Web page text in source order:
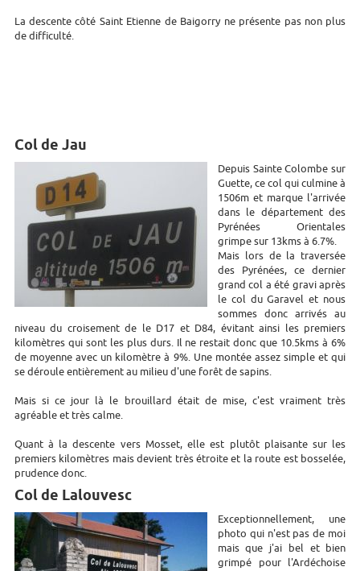
La descente côté Saint Etienne de Baigorry ne présente pas non plus
de difficulté.
Col de Jau
Depuis Sainte Colombe sur
Guette, ce col qui culmine à
1506m et marque l'arrivée
dans le département des
Pyrénées Orientales
grimpe sur 13kms à 6.7%.
Mais lors de la traversée
des Pyrénées, ce dernier
grand col a été gravi après
le col du Garavel et nous
sommes donc arrivés au
niveau du croisement de le D17 et D84, évitant ainsi les premiers
kilomètres qui sont les plus durs. Il ne restait donc que 10.5kms à 6%
de moyenne avec un kilomètre à 9%. Une montée assez simple et qui
se déroule entièrement au milieu d'une forêt de sapins.
Mais si ce jour là le brouillard était de mise, c'est vraiment très
agréable et très calme.
Quant à la descente vers Mosset, elle est plutôt plaisante sur les
premiers kilomètres mais devient très étroite et la route est bosselée,
prudence donc.
Col de Lalouvesc
Exceptionnellement, une
photo qui n'est pas de moi
mais que j'ai bel et bien
grimpé pour l'Ardéchoise